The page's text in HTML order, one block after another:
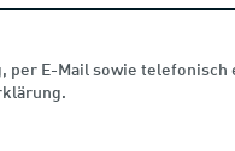
E-Mail sowie telefonisch